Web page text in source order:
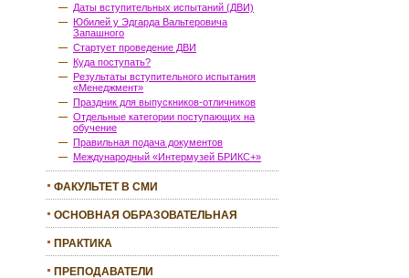
Даты вступительных испытаний (ДВИ)
Юбилей у Эдгарда Вальтеровича
Запашного
Стартует проведение ДВИ
Куда поступать?
Результаты вступительного испытания
«Менеджмент»
Праздник для выпускников-отличников
Отдельные категории поступающих на
обучение
Правильная подача документов
Международный «Интермузей БРИКС+»
ФАКУЛЬТЕТ В СМИ
ОСНОВНАЯ ОБРАЗОВАТЕЛЬНАЯ
ПРАКТИКА
ПРЕПОДАВАТЕЛИ